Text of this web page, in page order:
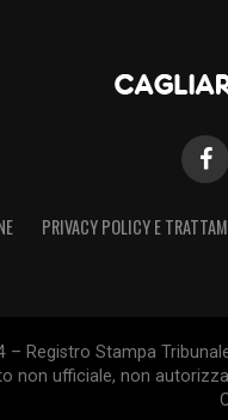
PRIVACY POLICY E
Registro Stampa
non ufficiale, non